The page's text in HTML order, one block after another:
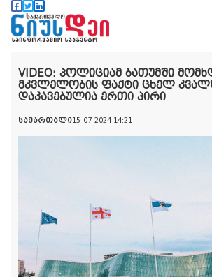
VIDEO: პოლიციამ ბათუმში
მკვლელობის ფაქტი ცხელ
დაკავებულია ერთი პირი
სამართალი15-07-2024 14:21